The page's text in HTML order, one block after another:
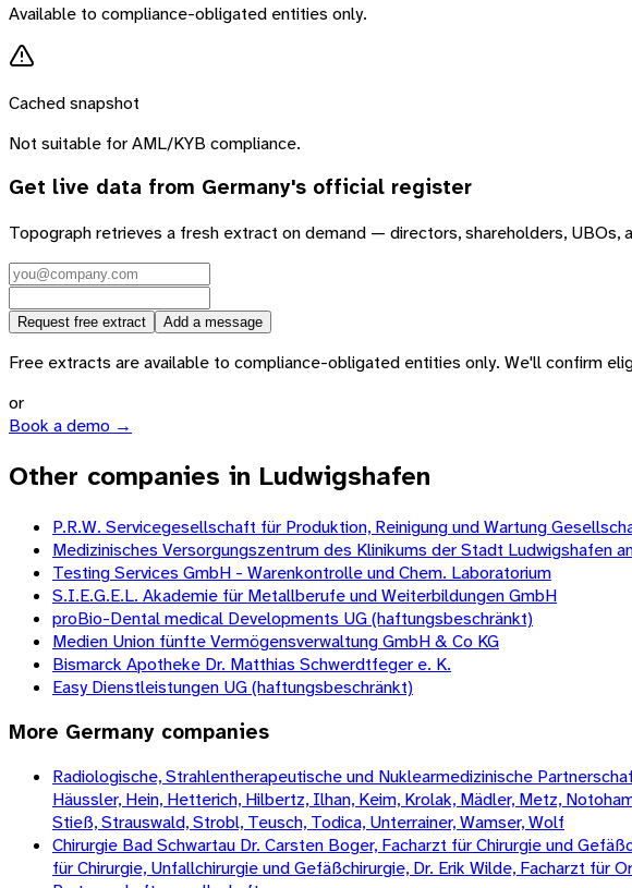
Available to compliance-obligated entities only.
Cached snapshot
Not suitable for AML/KYB compliance.
Get live data from Germany's official register
Topograph retrieves a fresh extract on demand — directors, shareholders, UBOs,
Request free extract Add a message
Free extracts are available to compliance-obligated entities only. We'll confirm
or
Book a demo →
Other companies in Ludwigshafen
P.R.W. Servicegesellschaft für Produktion, Reinigung und Wartung
Medizinisches Versorgungszentrum des Klinikums der Stadt Ludwigshafen
Testing Services GmbH - Warenkontrolle und Chem. Laboratorium
S.I.E.G.E.L. Akademie für Metallberufe und Weiterbildungen GmbH
proBio-Dental medical Developments UG (haftungsbeschränkt)
Medien Union fünfte Vermögensverwaltung GmbH & Co KG
Bismarck Apotheke Dr. Matthias Schwerdtfeger e. K.
Easy Dienstleistungen UG (haftungsbeschränkt)
More Germany companies
Radiologische, Strahlentherapeutische und Nuklearmedizinische
Häussler, Hein, Hetterich, Hilbertz, Ilhan, Keim, Krolak, Mädler, Metz,
Stieß, Strauswald, Strobl, Teusch, Todica, Unterrainer, Wamser, Wolf
Chirurgie Bad Schwartau Dr. Carsten Boger, Facharzt für Chirurgie und
für Chirurgie, Unfallchirurgie und Gefäßchirurgie, Dr. Erik Wilde, Facharzt